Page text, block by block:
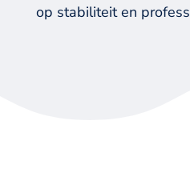
op stabiliteit en